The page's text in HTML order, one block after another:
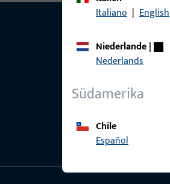
Italiano | English
Niederlande|
Nederlands
Südamerika
Chile
Español